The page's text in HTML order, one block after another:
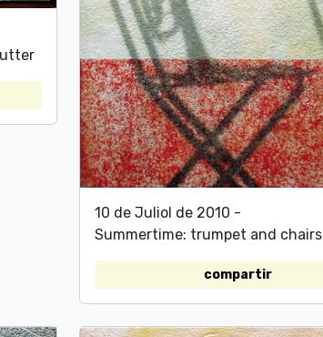
10 de Juliol de 2010 -
Summertime: trumpet and chairs
compartir